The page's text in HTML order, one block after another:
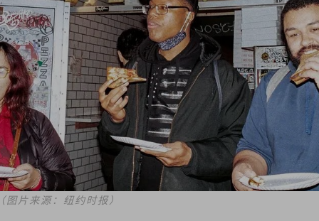
片来源：纽约时报）